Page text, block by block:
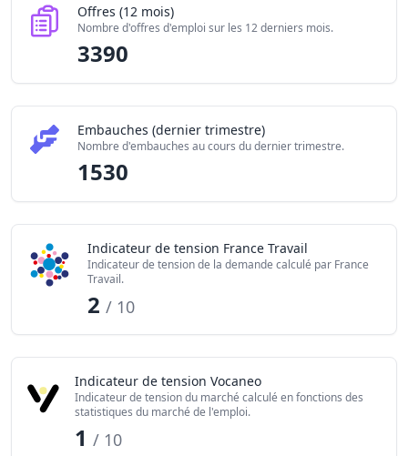
Offres (12 mois)
Nombre d'offres d'emploi sur les 12 derniers mois.
3390
Embauches (dernier trimestre)
Nombre d'embauches au cours du dernier trimestre.
1530
Indicateur de tension France Travail
Indicateur de tension de la demande calculé par France
Travail.
2/ 10
Indicateur de tension Vocaneo
Indicateur de tension du marché calculé en fonctions des
statistiques du marché de l'emploi.
1 / 10